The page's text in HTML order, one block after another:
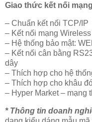
Giao thức kết nối
– Chuẩn kết nối TCP/IP
– Kết nối mạng
– Hệ thống bảo mật:
– Kết nối cân bằng
dây
– Thích hợp cho hệ
– Thích hợp cho khâu
– Hyper Market – mạng
* Thông tin doanh